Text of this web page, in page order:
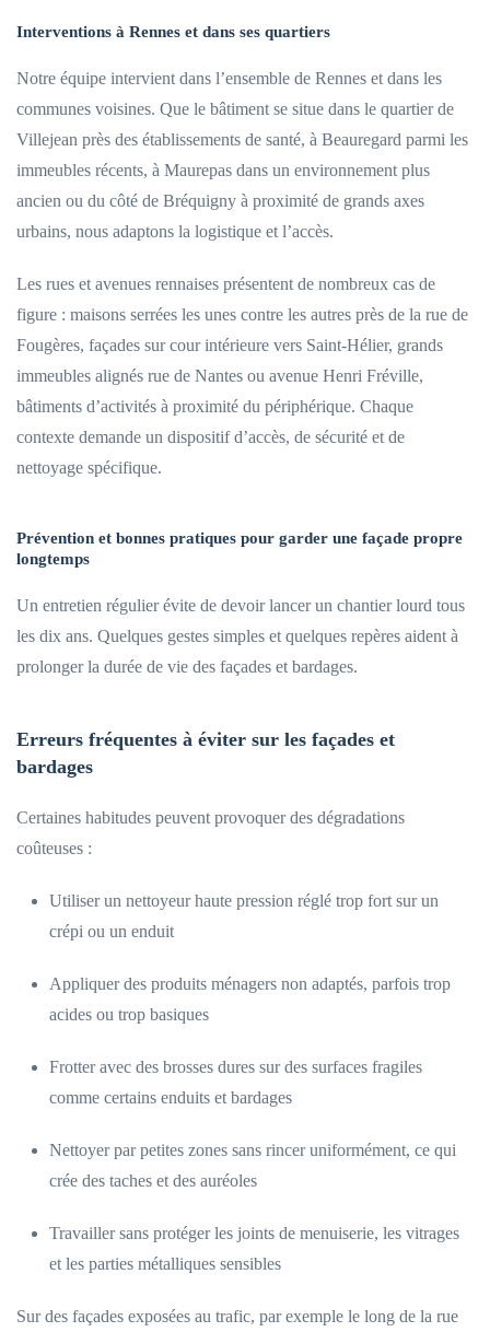
Interventions à Rennes et dans ses quartiers
Notre équipe intervient dans l’ensemble de Rennes et dans les
communes voisines. Que le bâtiment se situe dans le quartier de
Villejean près des établissements de santé, à Beauregard parmi les
immeubles récents, à Maurepas dans un environnement plus
ancien ou du côté de Bréquigny à proximité de grands axes
urbains, nous adaptons la logistique et l’accès.
Les rues et avenues rennaises présentent de nombreux cas de
figure : maisons serrées les unes contre les autres près de la rue de
Fougères, façades sur cour intérieure vers Saint-Hélier, grands
immeubles alignés rue de Nantes ou avenue Henri Fréville,
bâtiments d’activités à proximité du périphérique. Chaque
contexte demande un dispositif d’accès, de sécurité et de
nettoyage spécifique.
Prévention et bonnes pratiques pour garder une façade propre
longtemps
Un entretien régulier évite de devoir lancer un chantier lourd tous
les dix ans. Quelques gestes simples et quelques repères aident à
prolonger la durée de vie des façades et bardages.
Erreurs fréquentes à éviter sur les façades et
bardages
Certaines habitudes peuvent provoquer des dégradations
coûteuses :
Utiliser un nettoyeur haute pression réglé trop fort sur un
crépi ou un enduit
Appliquer des produits ménagers non adaptés, parfois trop
acides ou trop basiques
Frotter avec des brosses dures sur des surfaces fragiles
comme certains enduits et bardages
Nettoyer par petites zones sans rincer uniformément, ce qui
crée des taches et des auréoles
Travailler sans protéger les joints de menuiserie, les vitrages
et les parties métalliques sensibles
Sur des façades exposées au trafic, par exemple le long de la rue